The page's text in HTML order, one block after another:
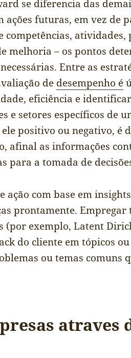
se diferencia das
ações futuras, em vez de
competências, atividades,
melhoria – os pontos
Entre as
de desempenho é
eficiência e
e setores específicos de
positivo ou negativo, é
afinal as informações
para a tomada de
ação com base em
prontamente. Empregar
(por exemplo, Latent
do cliente em tópicos
ou temas comuns
atraves